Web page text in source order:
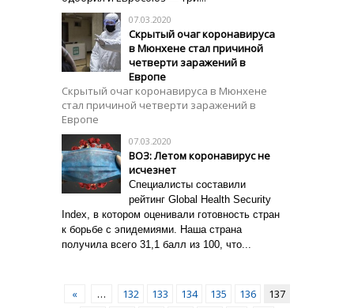
07.03.2020
Скрытый очаг коронавируса
в Мюнхене стал причиной
четверти заражений в
Европе
Скрытый очаг коронавируса в Мюнхене
стал причиной четверти заражений в
Европе
07.03.2020
ВОЗ: Летом коронавирус не
исчезнет
Специалисты составили
рейтинг Global Health Security
Index, в котором оценивали готовность стран
к борьбе с эпидемиями. Наша страна
получила всего 31,1 балл из 100, что...
« … 132 133 134 135 136
137